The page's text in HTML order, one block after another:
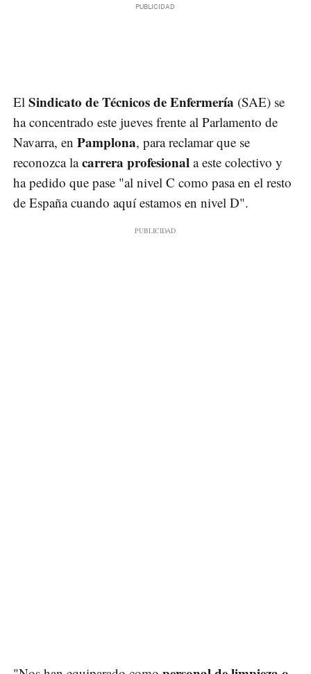
El Sindicato de Técnicos de Enfermería (SAE) se
ha concentrado este jueves frente al Parlamento de
Navarra, en Pamplona, para reclamar que se
reconozca lacarrera profesional a este colectivo y
ha pedido que pase "al nivel C como pasa en el resto
de España cuando aquí estamos en nivel D".